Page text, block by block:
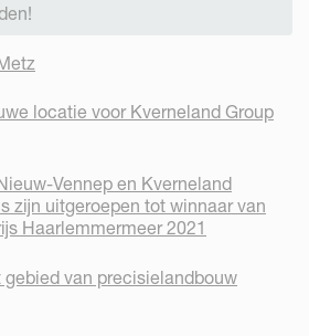
locatie voor Kverneland Group
Vennep en Kverneland
zijn uitgeroepen tot winnaar van
Haarlemmermeer 2021
gebied van precisielandbouw